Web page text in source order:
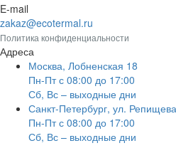
E-mail
zakaz@ecotermal.ru
Политика конфиденциальности
Адреса
Москва, Лобненская 18
Пн-Пт с 08:00 до 17:00
Сб, Вс – выходные дни
Санкт-Петербург, ул.
Пн-Пт с 08:00 до 17:00
Сб, Вс – выходные дни